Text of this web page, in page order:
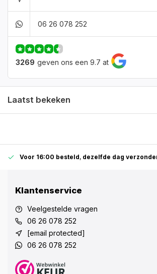
06 26 078 252
3269 geven ons een 9.7 at
Laatst bekeken
Voor 16:00 besteld, dezelfde dag
Klantenservice
Veelgestelde vragen
06 26 078 252
[email protected]
06 26 078 252